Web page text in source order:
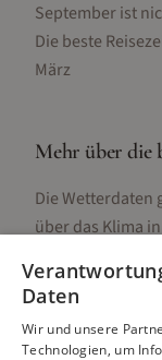
September ist
Die beste
März
Mehr über die
Die Wetterdaten
über das Klima in
Unterschieden,
Daten
Wir und unsere
Technologien, um